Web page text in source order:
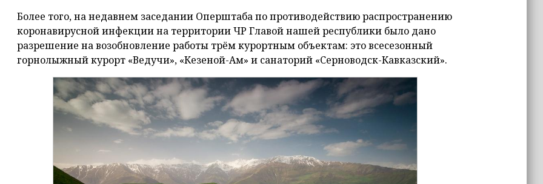
Более того, на недавнем заседании Оперштаба по противодействию распространению
коронавирусной инфекции на территории ЧР Главой нашей республики было дано
разрешение на возобновление работы трём курортным объектам: это всесезонный
горнолыжный курорт «Ведучи», «Кезеной-Ам» и санаторий «Серноводск-Кавказский».